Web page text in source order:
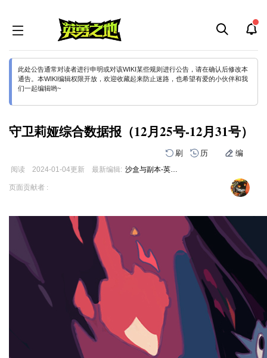
此处公告通常对读者进行申明或对该WIKI某些规则进行公告，请在确认后修改本
通告。本WIKI编辑权限开放，欢迎收藏起来防止迷路，也希望有爱的小伙伴和我
们一起编辑哟~
守卫莉娅综合数据报（12月25号-12月31号）
刷 历 编
阅读 2024-01-04更新 最新编辑: 沙盒与副本-英勇之地
跳
到
航
跳
到
索
页面贡献者 :